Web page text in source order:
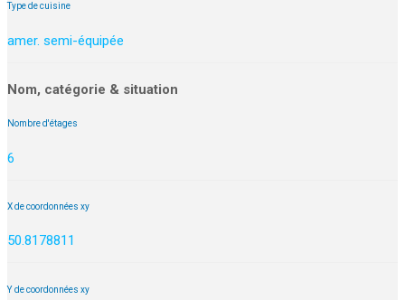
Type de cuisine
amer. semi-équipée
Nom, catégorie & situation
Nombre d'étages
6
X de coordonnées xy
50.8178811
Y de coordonnées xy